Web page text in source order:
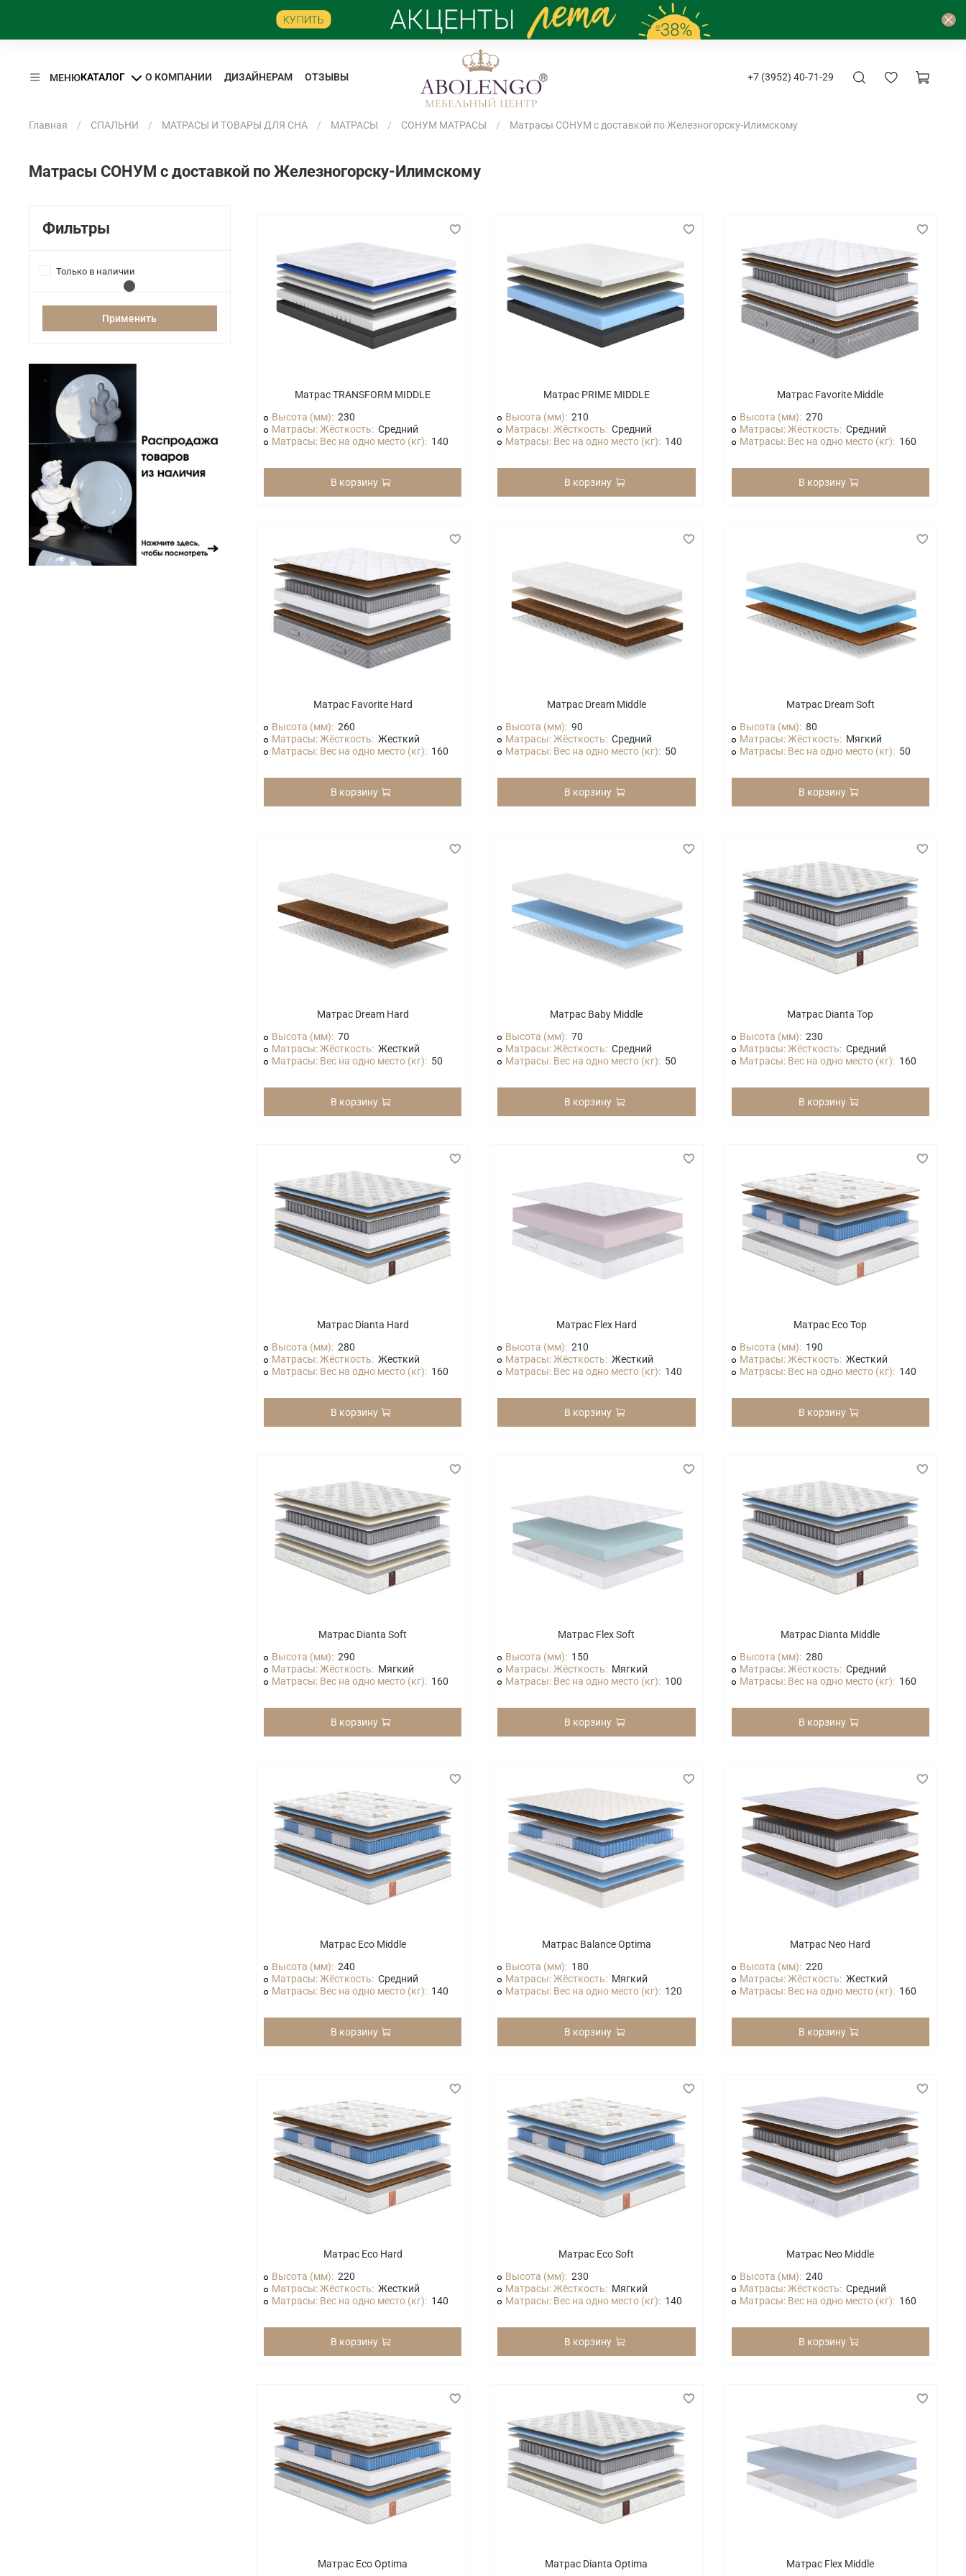
МЕНЮКАТАЛОГ О КОМПАНИИ ДИЗАЙНЕРАМ ОТЗЫВЫ +7 (3952) 40-71-29
Главная СПАЛЬНИ МАТРАСЫ И ТОВАРЫ ДЛЯ СНА МАТРАСЫ СОНУМ МАТРАСЫ Матрасы СОНУМ с доставкой по Железногорску-Илимскому
Матрасы СОНУМ с доставкой по Железногорску-Илимскому
Матрас TRANSFORM MIDDLE
Высота (мм): 230
Матрасы: Жёсткость: Средний
Матрасы: Вес на одно место (кг): 140
В корзину
Матрас PRIME MIDDLE
Высота (мм): 210
Матрасы: Жёсткость: Средний
Матрасы: Вес на одно место (кг): 140
В корзину
Матрас Favorite Middle
Высота (мм): 270
Матрасы: Жёсткость: Средний
Матрасы: Вес на одно место (кг): 160
В корзину
Матрас Favorite Hard
Высота (мм): 260
Матрасы: Жёсткость: Жесткий
Матрасы: Вес на одно место (кг): 160
В корзину
Матрас Dream Middle
Высота (мм): 90
Матрасы: Жёсткость: Средний
Матрасы: Вес на одно место (кг): 50
В корзину
Матрас Dream Soft
Высота (мм): 80
Матрасы: Жёсткость: Мягкий
Матрасы: Вес на одно место (кг): 50
В корзину
Матрас Dream Hard
Высота (мм): 70
Матрасы: Жёсткость: Жесткий
Матрасы: Вес на одно место (кг): 50
В корзину
Матрас Baby Middle
Высота (мм): 70
Матрасы: Жёсткость: Средний
Матрасы: Вес на одно место (кг): 50
В корзину
Матрас Dianta Top
Высота (мм): 230
Матрасы: Жёсткость: Средний
Матрасы: Вес на одно место (кг): 160
В корзину
Матрас Dianta Hard
Высота (мм): 280
Матрасы: Жёсткость: Жесткий
Матрасы: Вес на одно место (кг): 160
В корзину
Матрас Flex Hard
Высота (мм): 210
Матрасы: Жёсткость: Жесткий
Матрасы: Вес на одно место (кг): 140
В корзину
Матрас Eco Top
Высота (мм): 190
Матрасы: Жёсткость: Жесткий
Матрасы: Вес на одно место (кг): 140
В корзину
Матрас Dianta Soft
Высота (мм): 290
Матрасы: Жёсткость: Мягкий
Матрасы: Вес на одно место (кг): 160
В корзину
Матрас Flex Soft
Высота (мм): 150
Матрасы: Жёсткость: Мягкий
Матрасы: Вес на одно место (кг): 100
В корзину
Матрас Dianta Middle
Высота (мм): 280
Матрасы: Жёсткость: Средний
Матрасы: Вес на одно место (кг): 160
В корзину
Матрас Eco Middle
Высота (мм): 240
Матрасы: Жёсткость: Средний
Матрасы: Вес на одно место (кг): 140
В корзину
Матрас Balance Optima
Высота (мм): 180
Матрасы: Жёсткость: Мягкий
Матрасы: Вес на одно место (кг): 120
В корзину
Матрас Neo Hard
Высота (мм): 220
Матрасы: Жёсткость: Жесткий
Матрасы: Вес на одно место (кг): 160
В корзину
Матрас Eco Hard
Высота (мм): 220
Матрасы: Жёсткость: Жесткий
Матрасы: Вес на одно место (кг): 140
В корзину
Матрас Eco Soft
Высота (мм): 230
Матрасы: Жёсткость: Мягкий
Матрасы: Вес на одно место (кг): 140
В корзину
Матрас Neo Middle
Высота (мм): 240
Матрасы: Жёсткость: Средний
Матрасы: Вес на одно место (кг): 160
В корзину
Матрас Eco Optima Матрас Dianta Optima Матрас Flex Middle
Фильтры
Только в наличии
Применить